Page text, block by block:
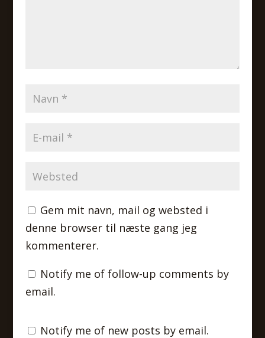
Gem mit navn, mail og websted i
denne browser til næste gang jeg
kommenterer.
Notify me of follow-up comments by
email.
Notify me of new posts by email.